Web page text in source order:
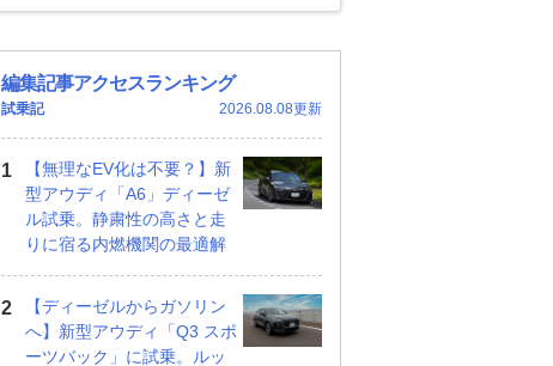
編集記事アクセスランキング
試乗記 2026.08.08更新
【無理なEV化は不要？】新
型アウディ「A6」ディーゼ
ル試乗。静粛性の高さと走
りに宿る内燃機関の最適解
【ディーゼルからガソリン
へ】新型アウディ「Q3 スポ
ーツバック」に試乗。ルッ